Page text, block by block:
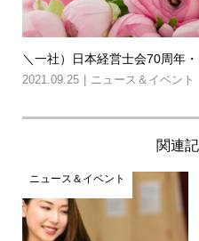
＼一社）日本経営士会70周年
2021.09.25 ニュース＆イベント
関連
ニュース＆イベント